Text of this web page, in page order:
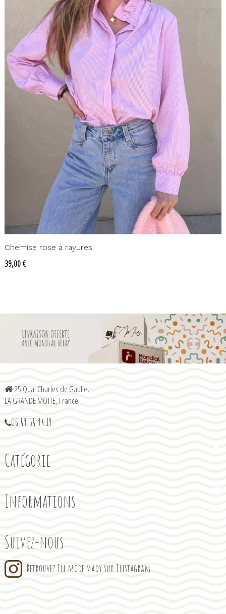
Chemise rose à rayures
Prix
39,00 €
25 Quai Charles de Gaulle,
LA GRANDE MOTTE, France
06 49 54 94 19
Catégorie
Informations
Suivez-nous
Retrouvez En mode Mady sur Instagram